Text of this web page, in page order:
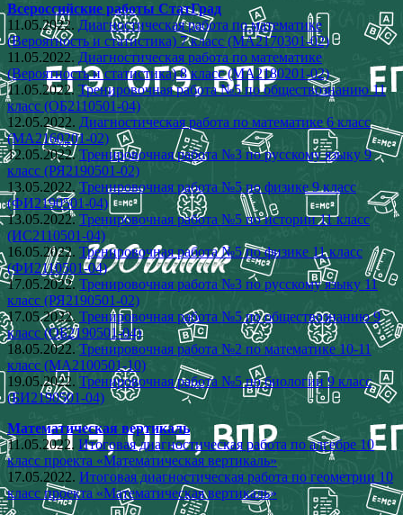
Всероссийские работы СтатГрад
11.05.2022. Диагностическая работа по математике
(Вероятность и статистика) 7 класс (МА2170301-02)
11.05.2022. Диагностическая работа по математике
(Вероятность и статистика) 8 класс (МА2180201-02)
11.05.2022. Тренировочная работа №5 по обществознанию 11
класс (ОБ2110501-04)
12.05.2022. Диагностическая работа по математике 6 класс
(МА2160201-02)
12.05.2022.Тренировочная работа №3 по русскому языку 9
класс (РЯ2190501-02)
13.05.2022. Тренировочная работа №5 по физике 9 класс
(ФИ2190501-04)
13.05.2022.Тренировочная работа №5 по истории 11 класс
(ИС2110501-04)
16.05.2022. Тренировочная работа №5 по физике 11 класс
(ФИ2110501-04)
17.05.2022.Тренировочная работа №3 по русскому языку 11
класс (РЯ2190501-02)
17.05.2022.Тренировочная работа №5 по обществознанию 9
класс (ОБ2190501-04)
18.05.2022. Тренировочная работа №2 по математике 10-11
класс (МА2100501-10)
19.05.2022. Тренировочная работа №5 по биологии 9 класс
(БИ2190501-04)
Математическая вертикаль
11.05.2022. Итоговая диагностическая работа по алгебре 10
класс проекта «Математическая вертикаль»
17.05.2022. Итоговая диагностическая работа по геометрии 10
класс проекта «Математическая вертикаль»